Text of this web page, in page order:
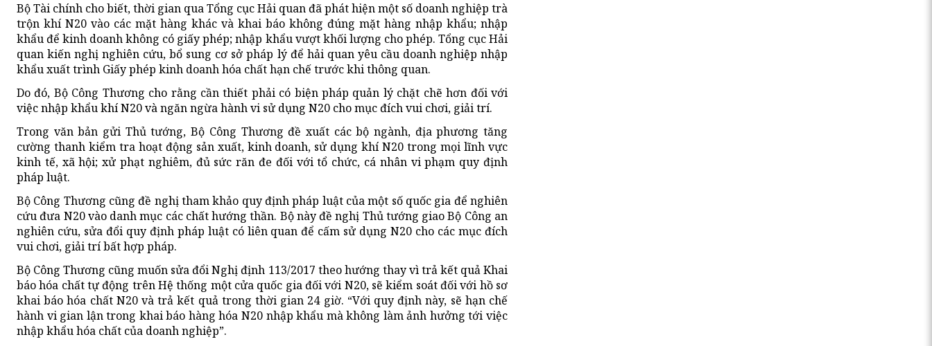
Bộ Tài chính cho biết, thời gian qua Tổng cục Hải quan đã phát hiện một số doanh nghiệp trà
trộn khí N20 vào các mặt hàng khác và khai báo không đúng mặt hàng nhập khẩu; nhập
khẩu để kinh doanh không có giấy phép; nhập khẩu vượt khối lượng cho phép. Tổng cục Hải
quan kiến nghị nghiên cứu, bổ sung cơ sở pháp lý để hải quan yêu cầu doanh nghiệp nhập
khẩu xuất trình Giấy phép kinh doanh hóa chất hạn chế trước khi thông quan.
Do đó, Bộ Công Thương cho rằng cần thiết phải có biện pháp quản lý chặt chẽ hơn đối với
việc nhập khẩu khí N20 và ngăn ngừa hành vi sử dụng N20 cho mục đích vui chơi, giải trí.
Trong văn bản gửi Thủ tướng, Bộ Công Thương đề xuất các bộ ngành, địa phương tăng
cường thanh kiểm tra hoạt động sản xuất, kinh doanh, sử dụng khí N20 trong mọi lĩnh vực
kinh tế, xã hội; xử phạt nghiêm, đủ sức răn đe đối với tổ chức, cá nhân vi phạm quy định
pháp luật.
Bộ Công Thương cũng đề nghị tham khảo quy định pháp luật của một số quốc gia để nghiên
cứu đưa N20 vào danh mục các chất hướng thần. Bộ này đề nghị Thủ tướng giao Bộ Công an
nghiên cứu, sửa đổi quy định pháp luật có liên quan để cấm sử dụng N20 cho các mục đích
vui chơi, giải trí bất hợp pháp.
Bộ Công Thương cũng muốn sửa đổi Nghị định 113/2017 theo hướng thay vì trả kết quả Khai
báo hóa chất tự động trên Hệ thống một cửa quốc gia đối với N20, sẽ kiểm soát đối với hồ sơ
khai báo hóa chất N20 và trả kết quả trong thời gian 24 giờ. “Với quy định này, sẽ hạn chế
hành vi gian lận trong khai báo hàng hóa N20 nhập khẩu mà không làm ảnh hưởng tới việc
nhập khẩu hóa chất của doanh nghiệp”.